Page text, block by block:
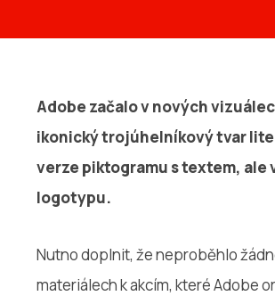
Adobe začalo v nových
ikonický trojúhelníkový tvar
verze piktogramu s textem,
logotypu.
Nutno doplnit, že neproběhlo
materiálech k akcím, které Adobe